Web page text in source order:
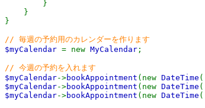
}
}
}
// 毎週の予約用のカレンダーを作ります
$myCalendar = new MyCalendar ;
// 今週の予約を入れます
$myCalendar->bookAppointment (new DateTime (
$myCalendar->bookAppointment (new DateTime (
$myCalendar->bookAppointment (new DateTime (